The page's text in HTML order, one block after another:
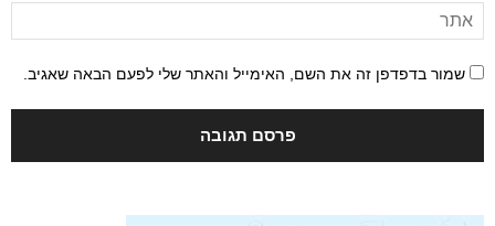
שמור בדפדפן זה את השם, האימייל והאתר שלי לפעם הבאה שאגיב.